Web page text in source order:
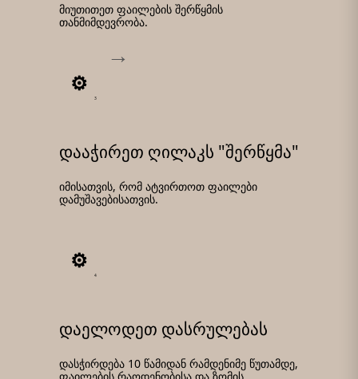
მიუთითეთ ფაილების შერწყმის
თანმიმდევრობა.
3
დააჭირეთ ღილაკს "შერწყმა"
იმისათვის, რომ ატვირთოთ ფაილები
დამუშავებისათვის.
4
დაელოდეთ დასრულებას
დასჭირდება 10 წამიდან რამდენიმე წუთამდე,
ფაილების რაოდენობისა და ზომის